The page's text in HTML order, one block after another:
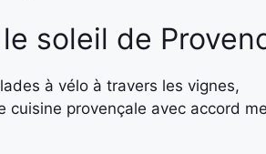
soleil de
à vélo à travers les vignes,
cuisine provençale avec accord